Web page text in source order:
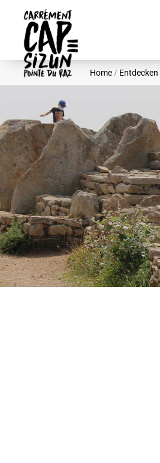
Skip to main content
Home / Entdecken